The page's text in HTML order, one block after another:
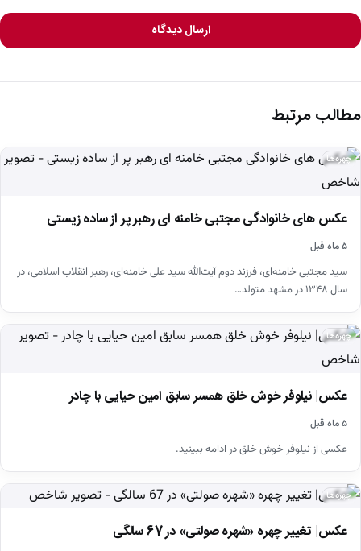
ارسال دیدگاه
مطالب مرتبط
چهره‌ها
عکس های خانوادگی مجتبی خامنه ای رهبر پر از ساده زیستی
۵ ماه قبل
سید مجتبی خامنه‌ای، فرزند دوم آیت‌الله سید علی خامنه‌ای، رهبر انقلاب اسلامی، در
سال ۱۳۴۸ در مشهد متولد…
چهره‌ها
عکس| نیلوفر خوش خلق همسر سابق امین حیایی با چادر
۵ ماه قبل
عکسی از نیلوفر خوش خلق در ادامه ببینید.
چهره‌ها
عکس| تغییر چهره «شهره صولتی» در 67 سالگی